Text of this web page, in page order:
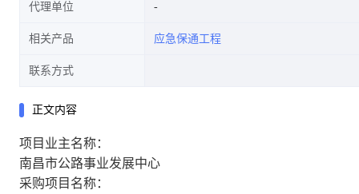
代理单位
相关产品 应急保通工程
联系方式
正文内容
项目业主名称：
南昌市公路事业发展中心
采购项目名称：